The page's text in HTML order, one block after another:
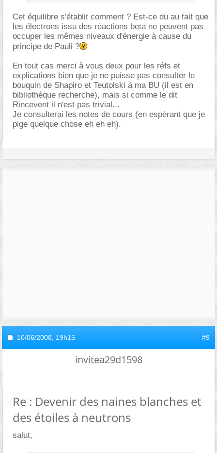
Cet équilibre s'établit comment ? Est-ce du au fait que
les électrons issu des réactions beta ne peuvent pas
occuper les mêmes niveaux d'énergie à cause du
principe de Pauli ?
En tout cas merci à vous deux pour les réfs et
explications bien que je ne puisse pas consulter le
bouquin de Shapiro et Teutolski à ma BU (il est en
bibliothèque recherche), mais si comme le dit
Rincevent il n'est pas trivial...
Je consulterai les notes de cours (en espérant que je
pige quelque chose eh eh eh).
10/06/2008, 19h15 #9
invitea29d1598
Re : Devenir des naines blanches et
des étoiles à neutrons
salut,